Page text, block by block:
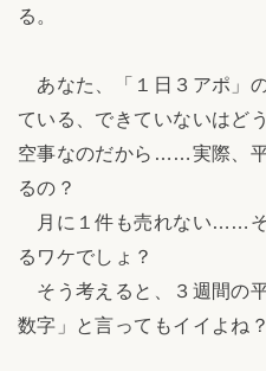
る。
あなた、「１日３アポ」
ている、できていないはど
空事なのだから……実際、
るの？
月に１件も売れない……そ
るワケでしょ？
そう考えると、３週間の
数字」と言ってもイイよね？